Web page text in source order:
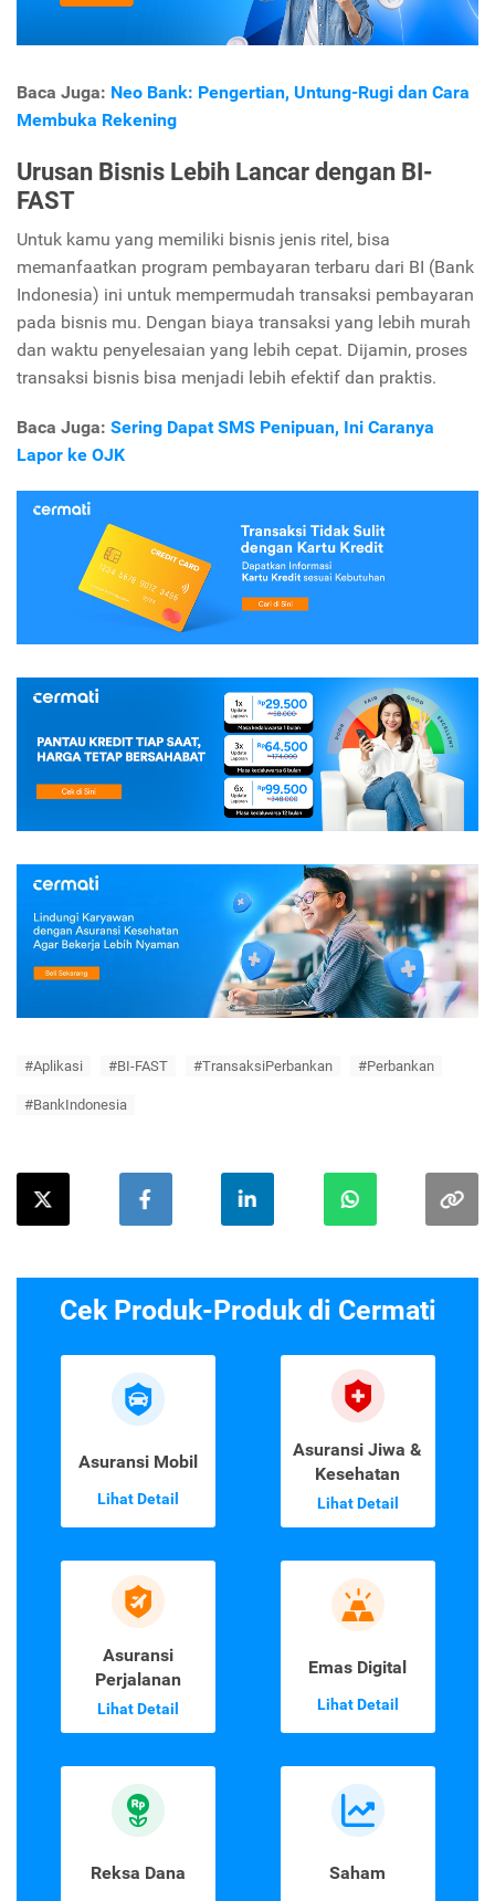
Baca Juga: Neo Bank: Pengertian, Untung-Rugi dan Cara
Membuka Rekening
Urusan Bisnis Lebih Lancar dengan BI-
FAST
Untuk kamu yang memiliki bisnis jenis ritel, bisa
memanfaatkan program pembayaran terbaru dari BI (Bank
Indonesia) ini untuk mempermudah transaksi pembayaran
pada bisnis mu. Dengan biaya transaksi yang lebih murah
dan waktu penyelesaian yang lebih cepat. Dijamin, proses
transaksi bisnis bisa menjadi lebih efektif dan praktis.
Baca Juga: Sering Dapat SMS Penipuan, Ini Caranya
Lapor ke OJK
#Aplikasi #BI-FAST #TransaksiPerbankan #Perbankan
#BankIndonesia
Cek Produk-Produk di Cermati
Asuransi Mobil
Lihat Detail
Asuransi Jiwa &
Kesehatan
Lihat Detail
Asuransi
Perjalanan
Lihat Detail
Emas Digital
Lihat Detail
Reksa Dana Saham